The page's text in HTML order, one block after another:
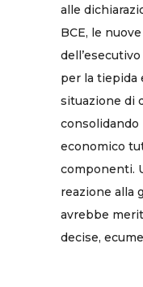
alle
BCE, le
per la tiepida
situazione di
consolidando
economico
componenti.
reazione alla
avrebbe
decise,